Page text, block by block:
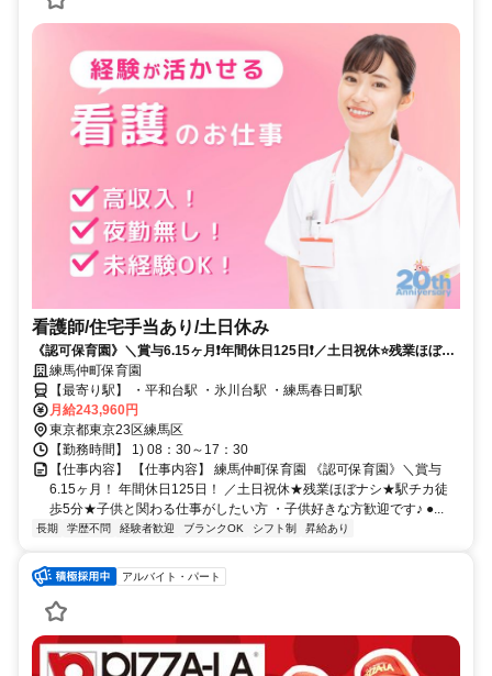
看護師/住宅手当あり/土日休み
《認可保育園》＼賞与6.15ヶ月❗️年間休日125日❗️／土日祝休⭐残業ほぼナ
シ⭐駅チカ徒歩5分⭐子供と関わる仕事がしたい方・子供好きな方歓迎で
す✨
練馬仲町保育園
【最寄り駅】 ・平和台駅 ・氷川台駅 ・練馬春日町駅
月給243,960円
東京都東京23区練馬区
【勤務時間】 1) 08：30～17：30
【仕事内容】 【仕事内容】 練馬仲町保育園 《認可保育園》＼賞与
6.15ヶ月！ 年間休日125日！ ／土日祝休★残業ほぼナシ★駅チカ徒
歩5分★子供と関わる仕事がしたい方 ・子供好きな方歓迎です♪ ●...
長期 学歴不問 経験者歓迎 ブランクOK シフト制 昇給あり
アルバイト・パート